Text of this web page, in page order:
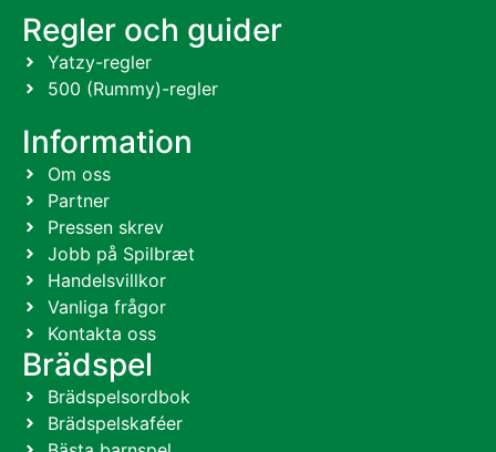
Regler och guider
Yatzy-regler
500 (Rummy)-regler
Information
Om oss
Partner
Pressen skrev
Jobb på Spilbræt
Handelsvillkor
Vanliga frågor
Kontakta oss
Brädspel
Brädspelsordbok
Brädspelskaféer